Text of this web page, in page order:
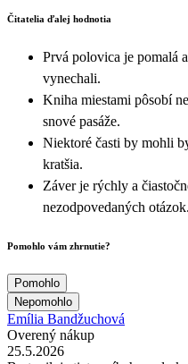
Čitatelia ďalej hodnotia
Prvá polovica je pomalá
vynechali.
Kniha miestami pôsobí
snové pasáže.
Niektoré časti by mohli
kratšia.
Záver je rýchly a
nezodpovedaných otázok.
Pomohlo vám zhrnutie?
Pomohlo
Nepomohlo
Emília Bandžuchová
Overený nákup
25.5.2026